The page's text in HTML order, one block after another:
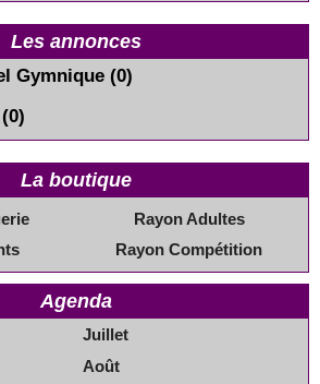
Les annonces
Gymnique (0)
(0)
La boutique
Rayon Adultes
Rayon Compétition
Agenda
Juillet
Août